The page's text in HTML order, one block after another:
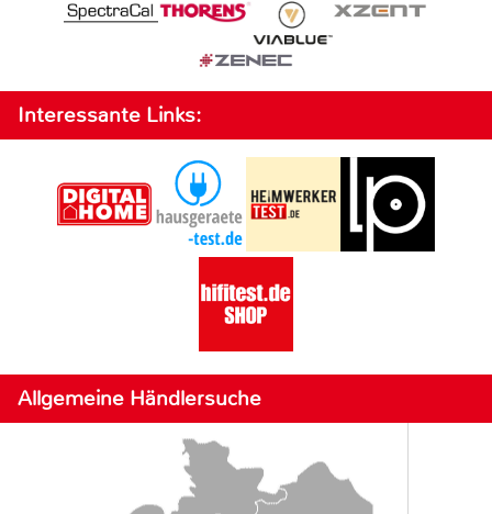
Interessante Links:
Allgemeine Händlersuche